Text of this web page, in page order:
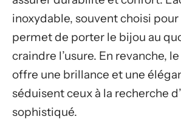
inoxydable, souvent choisi pour
permet de porter le bijou au
craindre l’usure. En revanche,
offre une brillance et une
séduisent ceux à la recherche
sophistiqué.